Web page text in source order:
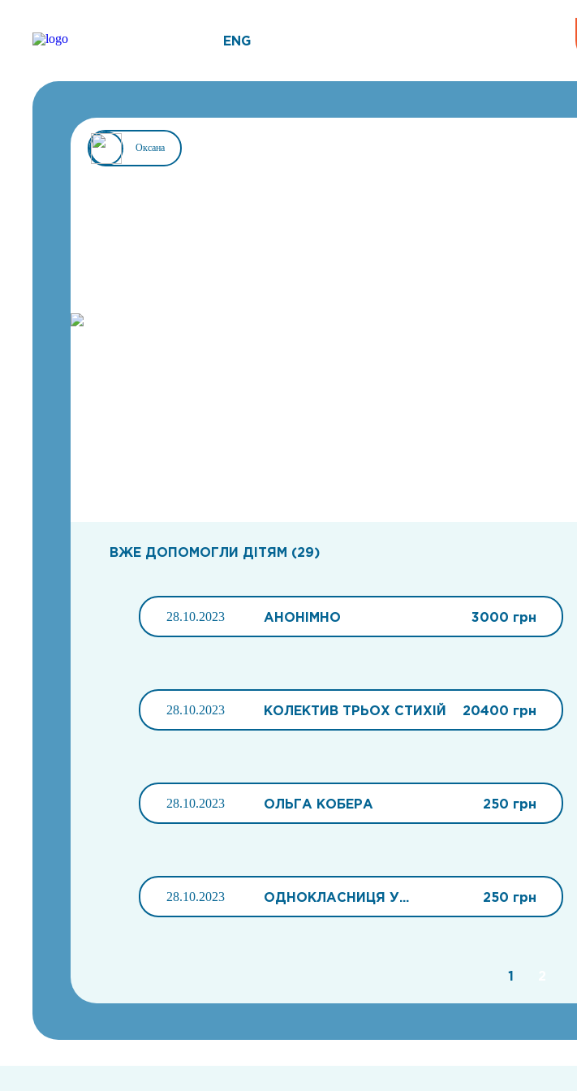
ENG
Оксана
ВЖЕ ДОПОМОГЛИ ДІТЯМ (29)
28.10.2023 АНОНІМНО 3000 грн
28.10.2023 КОЛЕКТИВ ТРЬОХ СТИХІЙ 20400 грн
28.10.2023 ОЛЬГА КОБЕРА 250 грн
28.10.2023 ОДНОКЛАСНИЦЯ У... 250 грн
1